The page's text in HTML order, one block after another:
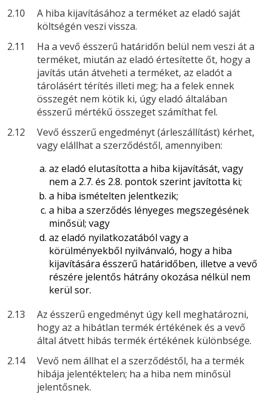
2.10
A hiba kijavításához a terméket az eladó saját
költségén veszi vissza.
2.11
Ha a vevő ésszerű határidőn belül nem veszi át a
terméket, miután az eladó értesítette őt, hogy a
javítás után átveheti a terméket, az eladót a
tárolásért térítés illeti meg; ha a felek ennek
összegét nem kötik ki, úgy eladó általában
ésszerű mértékű összeget számíthat fel.
2.12
Vevő ésszerű engedményt (árleszállítást) kérhet,
vagy elállhat a szerződéstől, amennyiben:
az eladó elutasította a hiba kijavítását, vagy
nem a 2.7. és 2.8. pontok szerint javította ki;
a hiba ismételten jelentkezik;
a hiba a szerződés lényeges megszegésének
minősül; vagy
az eladó nyilatkozatából vagy a
körülményekből nyilvánvaló, hogy a hiba
kijavítására ésszerű határidőben, illetve a vevő
részére jelentős hátrány okozása nélkül nem
kerül sor.
2.13
Az ésszerű engedményt úgy kell meghatározni,
hogy az a hibátlan termék értékének és a vevő
által átvett hibás termék értékének különbsége.
2.14
Vevő nem állhat el a szerződéstől, ha a termék
hibája jelentéktelen; ha a hiba nem minősül
jelentősnek.